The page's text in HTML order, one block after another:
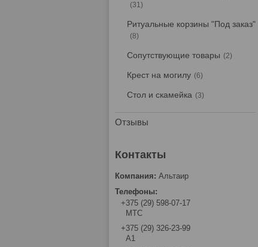
31
Ритуальные корзины "Под заказ"
8
Сопутствующие товары 2
Крест на могилу 6
Стол и скамейка 3
Отзывы
Альтаир
+375 (29) 598-07-17
МТС
+375 (29) 326-23-99
А1